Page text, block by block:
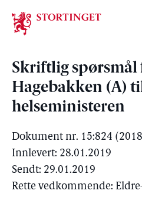
Stortinget.no
Skriftlig spørsmål
Hagebakken (A)
helseministeren
Dokument nr. 15:824
Innlevert: 28.01.2019
Sendt: 29.01.2019
Rette vedkommende: